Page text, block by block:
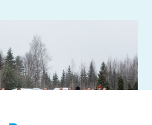
lataus on monen